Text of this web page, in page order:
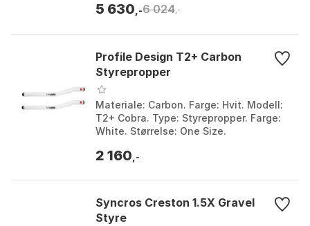
Black 3. Størr...
5 630 ,-6 024,-
Profile Design T2+ Carbon
Styrepropper
Materiale: Carbon. Farge: Hvit. Modell:
T2+ Cobra. Type: Styrepropper. Farge:
White. Størrelse: One Size.
2 160 ,-
Syncros Creston 1.5X Gravel
Styre